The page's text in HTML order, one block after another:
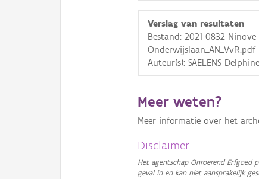
Basis Lagen
Ortho
GRB-Basiskaart in
Verslag van resultaten
Bestand: 2021-0832 Ninove
Onderwijslaan_AN_VvR.pdf
Auteur(s): SAELENS Delphine
Meer weten?
Meer informatie over het
Disclaimer
Het agentschap Onroerend Erfgoed
geval in en kan niet aansprakelijk